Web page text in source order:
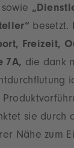
sowie
besetzt.
Freizeit,
7A, die dank
sie durch
Nähe zum